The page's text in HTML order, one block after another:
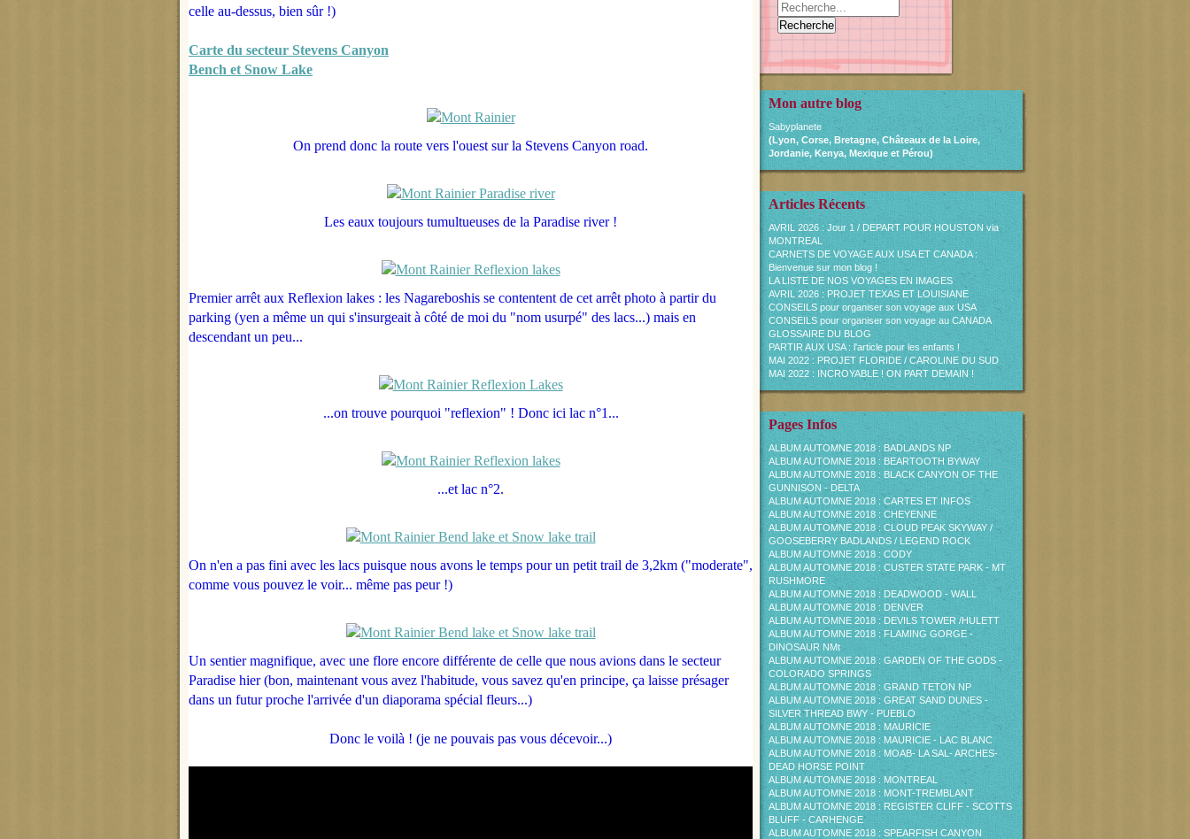
celle au-dessus, bien sûr !)
Carte du secteur Stevens Canyon
Bench et Snow Lake
On prend donc la route vers l'ouest sur la Stevens Canyon road.
Les eaux toujours tumultueuses de la Paradise river !
Premier arrêt aux Reflexion lakes : les Nagareboshis se contentent de cet arrêt photo à partir du
parking (yen a même un qui s'insurgeait à côté de moi du "nom usurpé" des lacs...) mais en
descendant un peu...
...on trouve pourquoi "reflexion" ! Donc ici lac n°1...
...et lac n°2.
On n'en a pas fini avec les lacs puisque nous avons le temps pour un petit trail de 3,2km ("moderate",
comme vous pouvez le voir... même pas peur !)
Un sentier magnifique, avec une flore encore différente de celle que nous avions dans le secteur
Paradise hier (bon, maintenant vous avez l'habitude, vous savez qu'en principe, ça laisse présager
dans un futur proche l'arrivée d'un diaporama spécial fleurs...)
Donc le voilà ! (je ne pouvais pas vous décevoir...)
Mon autre blog
Sabyplanete
(Lyon, Corse, Bretagne, Châteaux de la Loire,
Jordanie, Kenya, Mexique et Pérou)
Articles Récents
AVRIL 2026 : Jour 1 / DEPART POUR HOUSTON via
MONTREAL
CARNETS DE VOYAGE AUX USA ET CANADA :
Bienvenue sur mon blog !
LA LISTE DE NOS VOYAGES EN IMAGES
AVRIL 2026 : PROJET TEXAS ET LOUISIANE
CONSEILS pour organiser son voyage aux USA
CONSEILS pour organiser son voyage au CANADA
GLOSSAIRE DU BLOG
PARTIR AUX USA : l'article pour les enfants !
MAI 2022 : PROJET FLORIDE / CAROLINE DU SUD
MAI 2022 : INCROYABLE ! ON PART DEMAIN !
Pages Infos
ALBUM AUTOMNE 2018 : BADLANDS NP
ALBUM AUTOMNE 2018 : BEARTOOTH BYWAY
ALBUM AUTOMNE 2018 : BLACK CANYON OF THE
GUNNISON - DELTA
ALBUM AUTOMNE 2018 : CARTES ET INFOS
ALBUM AUTOMNE 2018 : CHEYENNE
ALBUM AUTOMNE 2018 : CLOUD PEAK SKYWAY /
GOOSEBERRY BADLANDS / LEGEND ROCK
ALBUM AUTOMNE 2018 : CODY
ALBUM AUTOMNE 2018 : CUSTER STATE PARK - MT
RUSHMORE
ALBUM AUTOMNE 2018 : DEADWOOD - WALL
ALBUM AUTOMNE 2018 : DENVER
ALBUM AUTOMNE 2018 : DEVILS TOWER /HULETT
ALBUM AUTOMNE 2018 : FLAMING GORGE -
DINOSAUR NMt
ALBUM AUTOMNE 2018 : GARDEN OF THE GODS -
COLORADO SPRINGS
ALBUM AUTOMNE 2018 : GRAND TETON NP
ALBUM AUTOMNE 2018 : GREAT SAND DUNES -
SILVER THREAD BWY - PUEBLO
ALBUM AUTOMNE 2018 : MAURICIE
ALBUM AUTOMNE 2018 : MAURICIE - LAC BLANC
ALBUM AUTOMNE 2018 : MOAB- LA SAL- ARCHES-
DEAD HORSE POINT
ALBUM AUTOMNE 2018 : MONTREAL
ALBUM AUTOMNE 2018 : MONT-TREMBLANT
ALBUM AUTOMNE 2018 : REGISTER CLIFF - SCOTTS
BLUFF - CARHENGE
ALBUM AUTOMNE 2018 : SPEARFISH CANYON